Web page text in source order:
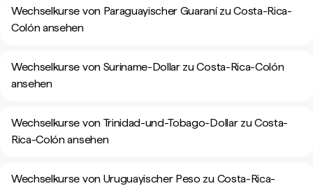
Wechselkurse von Paraguayischer Guaraní zu Costa-Rica-
Colón ansehen
Wechselkurse von Suriname-Dollar zu Costa-Rica-Colón
ansehen
Wechselkurse von Trinidad-und-Tobago-Dollar zu Costa-
Rica-Colón ansehen
Wechselkurse von Uruguayischer Peso zu Costa-Rica-